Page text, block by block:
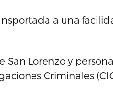
a una
San Lorenzo y
Criminales